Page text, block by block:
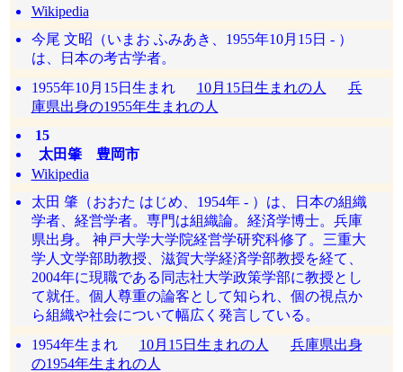
Wikipedia
今尾 文昭（いまお ふみあき、1955年10月15日 - ）
は、日本の考古学者。
1955年10月15日生まれ 10月15日生まれの人
兵
庫県出身の1955年生まれの人
15
太田肇 豊岡市
Wikipedia
太田 肇（おおた はじめ、1954年 - ）は、日本の組織
学者、経営学者。専門は組織論。経済学博士。兵庫
県出身。 神戸大学大学院経営学研究科修了。三重大
学人文学部助教授、滋賀大学経済学部教授を経て、
2004年に現職である同志社大学政策学部に教授とし
て就任。個人尊重の論客として知られ、個の視点か
ら組織や社会について幅広く発言している。
1954年生まれ 10月15日生まれの人
兵庫県出身
の1954年生まれの人